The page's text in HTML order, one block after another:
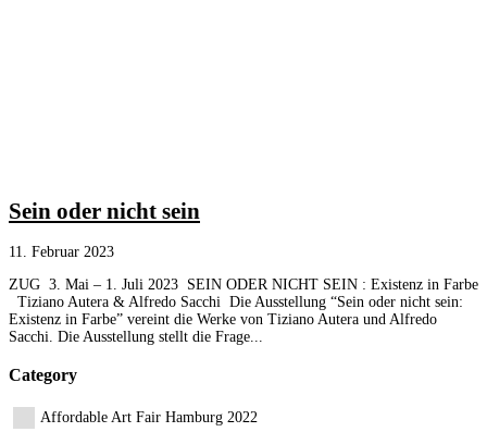
Sein oder nicht sein
11. Februar 2023
ZUG 3. Mai – 1. Juli 2023 SEIN ODER NICHT SEIN : Existenz in Farbe
Tiziano Autera & Alfredo Sacchi Die Ausstellung “Sein oder nicht sein:
Existenz in Farbe” vereint die Werke von Tiziano Autera und Alfredo
Sacchi. Die Ausstellung stellt die Frage...
Category
Affordable Art Fair Hamburg 2022